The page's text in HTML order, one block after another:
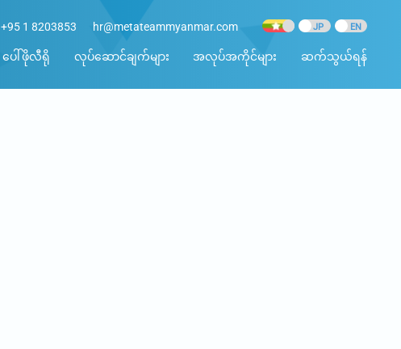
+95 1 8203853 hr@metateammyanmar.com
ပေါ်ဖိုလီရို လုပ်ဆောင်ချက်များ အလုပ်အကိုင်များ ဆက်သွယ်ရန်